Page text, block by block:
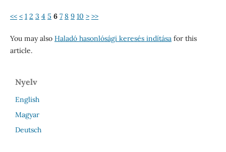
<< < 1 2 3 4 5 6 7 8 9 10 > >>
You may also Haladó hasonlósági keresés indításafor this
article.
Nyelv
English
Magyar
Deutsch